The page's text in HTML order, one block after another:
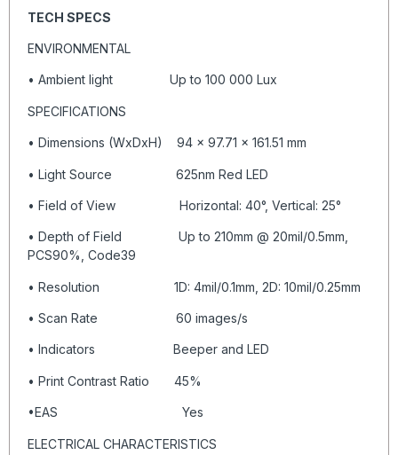
TECH SPECS
ENVIRONMENTAL
• Ambient light Up to 100 000 Lux
SPECIFICATIONS
• Dimensions (WxDxH) 94 x 97.71 x 161.51 mm
• Light Source 625nm Red LED
• Field of View Horizontal: 40°, Vertical: 25°
• Depth of Field Up to 210mm @ 20mil/0.5mm,
PCS90%, Code39
• Resolution 1D: 4mil/0.1mm, 2D: 10mil/0.25mm
• Scan Rate 60 images/s
• Indicators Beeper and LED
• Print Contrast Ratio 45%
•EAS Yes
ELECTRICAL CHARACTERISTICS